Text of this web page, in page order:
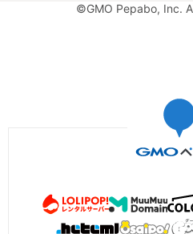
©GMO Pepabo, Inc.